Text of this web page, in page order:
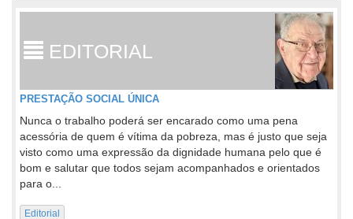
EDITORIAL
PRESTAÇÃO SOCIAL ÚNICA
Nunca o trabalho poderá ser encarado como uma pena
acessória de quem é vítima da pobreza, mas é justo que seja
visto como uma expressão da dignidade humana pelo que é
bom e salutar que todos sejam acompanhados e orientados
para o...
Editorial